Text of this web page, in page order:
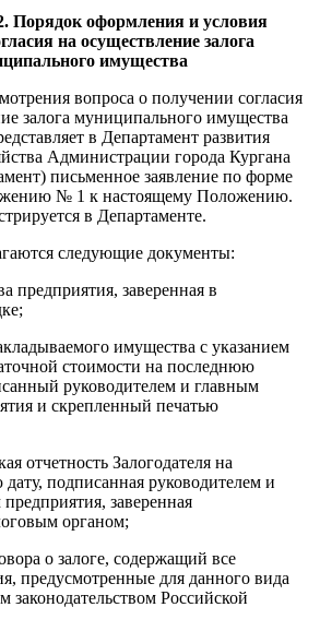
Порядок оформления и условия
на осуществление залога
имущества
вопроса о получении согласия
залога муниципального имущества
в Департамент развития
Администрации города Кургана
письменное заявление по форме
№ 1 к настоящему Положению.
в Департаменте.
следующие документы:
предприятия, заверенная в
имущества с указанием
стоимости на последнюю
руководителем и главным
и скрепленный печатью
отчетность Залогодателя на
подписанная руководителем и
заверенная
органом;
о залоге, содержащий все
предусмотренные для данного вида
законодательством Российской